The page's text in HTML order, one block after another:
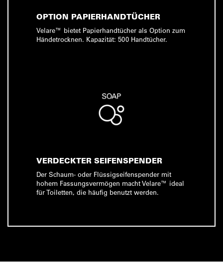
OPTION PAPIERHANDTÜCHER
Velare™ bietet Papierhandtücher als Option zum
Händetrocknen. Kapazität: 500 Handtücher.
VERDECKTER SEIFENSPENDER
Der Schaum- oder Flüssigseifenspender mit
hohem Fassungsvermögen macht Velare™ ideal
für Toiletten, die häufig benutzt werden.